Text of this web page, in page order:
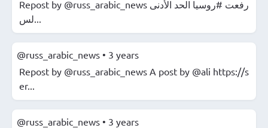
Repost by @russ_arabic_news رفعت #روسيا الحد الأدنى
@russ_arabic_news • 3 years
Repost by @russ_arabic_news A post by @ali https://s
er...
@russ_arabic_news • 3 years